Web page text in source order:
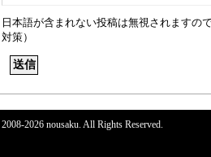
日本語が含まれない投稿は無視されますの
対策）
2026 nousaku. All Rights Reserved.